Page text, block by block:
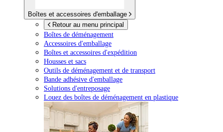
Boîtes et accessoires d'emballage
Retour au menu principal
Boîtes de déménagement
Accessoires d'emballage
Boîtes et accessoires d'expédition
Housses et sacs
Outils de déménagement et de transport
Bande adhésive d'emballage
Solutions d'entreposage
Louez des boîtes de déménagement en plastique